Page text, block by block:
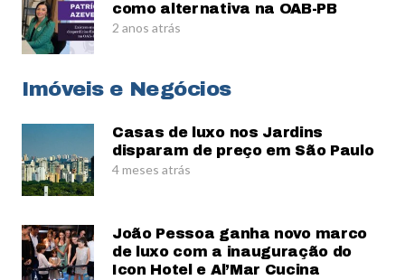
como alternativa na OAB-PB
2 anos atrás
Imóveis e Negócios
Casas de luxo nos Jardins
disparam de preço em São Paulo
4 meses atrás
João Pessoa ganha novo marco
de luxo com a inauguração do
Icon Hotel e Al’Mar Cucina